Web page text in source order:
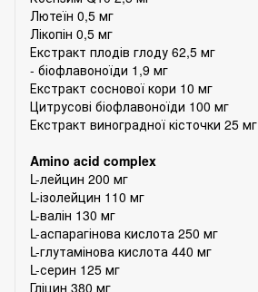
Лютеїн 0,5 мг
Лікопін 0,5 мг
Екстракт плодів глоду 62,5 мг
- біофлавоноїди 1,9 мг
Екстракт соснової кори 10 мг
Цитрусові біофлавоноїди 100 мг
Екстракт виноградної кісточки 25 мг
Amino acid complex
L-лейцин 200 мг
L-ізолейцин 110 мг
L-валін 130 мг
L-аспарагінова кислота 250 мг
L-глутамінова кислота 440 мг
L-серин 125 мг
Гліцин 380 мг